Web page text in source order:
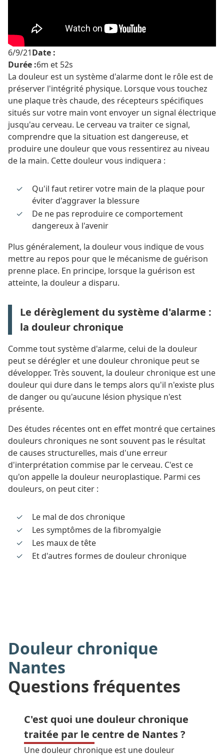
6/9/21Date :
Durée :6m et 52s
La douleur est un système d'alarme dont le rôle est de
préserver l'intégrité physique. Lorsque vous touchez
une plaque très chaude, des récepteurs spécifiques
situés sur votre main vont envoyer un signal électrique
jusqu'au cerveau. Le cerveau va traiter ce signal,
comprendre que la situation est dangereuse, et
produire une douleur que vous ressentirez au niveau
de la main. Cette douleur vous indiquera :
Qu'il faut retirer votre main de la plaque pour
éviter d'aggraver la blessure
De ne pas reproduire ce comportement
dangereux à l'avenir
Plus généralement, la douleur vous indique de vous
mettre au repos pour que le mécanisme de guérison
prenne place. En principe, lorsque la guérison est
atteinte, la douleur a disparu.
Le dérèglement du système d'alarme :
la douleur chronique
Comme tout système d'alarme, celui de la douleur
peut se dérégler et une douleur chronique peut se
développer. Très souvent, la douleur chronique est une
douleur qui dure dans le temps alors qu'il n'existe plus
de danger ou qu'aucune lésion physique n'est
présente.
Des études récentes ont en effet montré que certaines
douleurs chroniques ne sont souvent pas le résultat
de causes structurelles, mais d'une erreur
d'interprétation commise par le cerveau. C'est ce
qu'on appelle la douleur neuroplastique. Parmi ces
douleurs, on peut citer :
Le mal de dos chronique
Les symptômes de la fibromyalgie
Les maux de tête
Et d'autres formes de douleur chronique
Douleur chronique
Nantes
Questions fréquentes
C'est quoi une douleur chronique
traitée par le centre de Nantes ?
Une douleur chronique est une douleur